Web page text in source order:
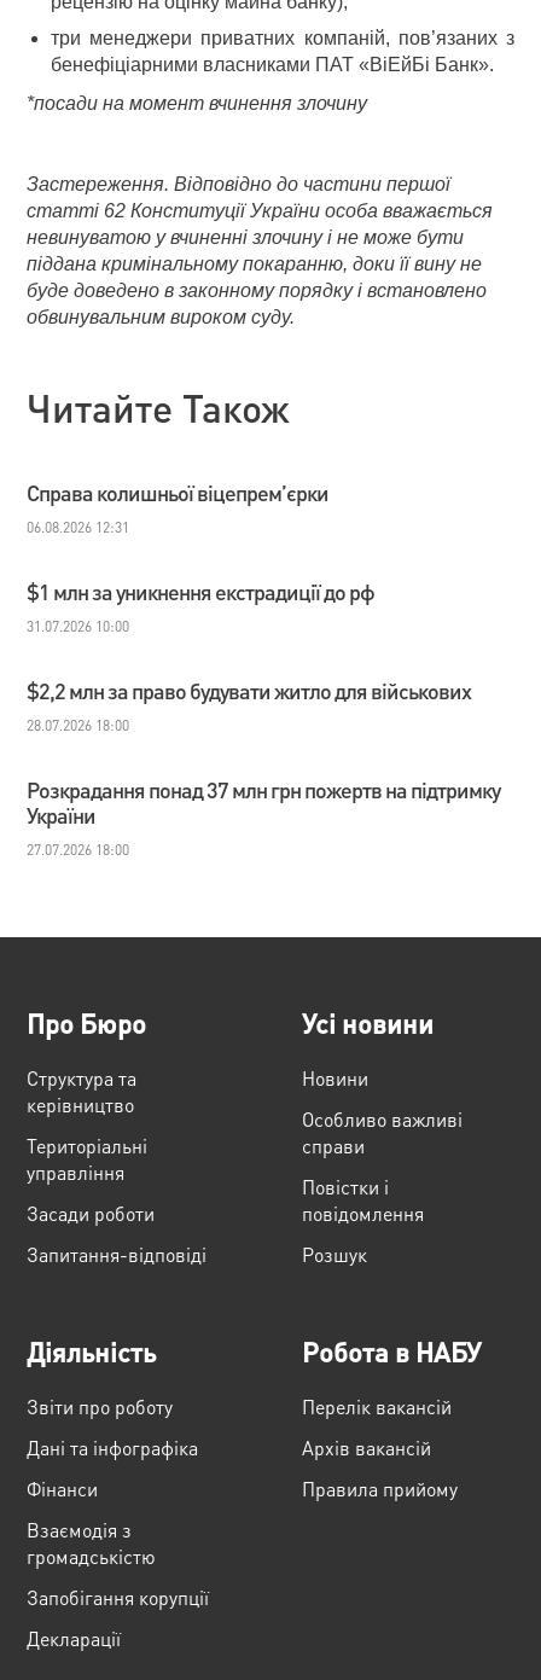
три менеджери приватних компаній, пов’язаних з
бенефіціарними власниками ПАТ «ВіЕйБі Банк».
*посади на момент вчинення злочину
Застереження. Відповідно до частини першої
статті 62 Конституції України особа вважається
невинуватою у вчиненні злочину і не може бути
піддана кримінальному покаранню, доки її вину не
буде доведено в законному порядку і встановлено
обвинувальним вироком суду.
Читайте Також
Справа колишньої віцепрем’єрки
06.08.2026 12:31
$1 млн за уникнення екстрадиції до рф
31.07.2026 10:00
$2,2 млн за право будувати житло для військових
28.07.2026 18:00
Розкрадання понад 37 млн грн пожертв на підтримку
України
27.07.2026 18:00
Про Бюро
Структура та
керівництво
Територіальні
управління
Засади роботи
Запитання-відповіді
Усі новини
Новини
Особливо важливі
справи
Повістки і
повідомлення
Розшук
Діяльність
Звіти про роботу
Дані та інфографіка
Фінанси
Взаємодія з
громадськістю
Запобігання корупції
Декларації
Робота в НАБУ
Перелік вакансій
Архів вакансій
Правила прийому